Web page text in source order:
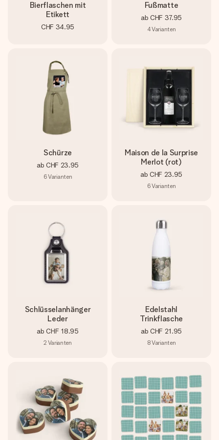
Bierflaschen mit
Etikett
CHF 34.95
Fußmatte
ab CHF 37.95
4Varianten
Schürze
ab CHF 23.95
6Varianten
Maison de la Surprise
Merlot (rot)
ab CHF 23.95
6Varianten
Schlüsselanhänger
Leder
ab CHF 18.95
2 Varianten
Edelstahl
Trinkflasche
ab CHF 21.95
8Varianten